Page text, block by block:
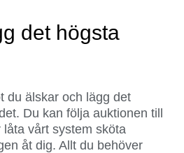
det högsta
du älskar och lägg det
Du kan följa auktionen till
låta vårt system sköta
åt dig. Allt du behöver